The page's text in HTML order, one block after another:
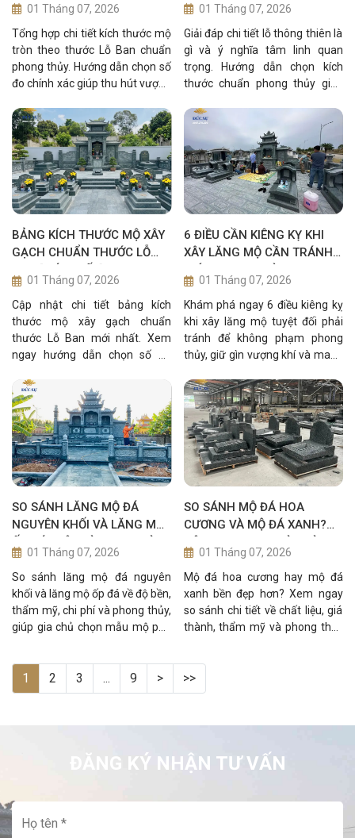
01 Tháng 07, 2026
Tổng hợp chi tiết kích thước mộ
tròn theo thước Lỗ Ban chuẩn
phong thủy. Hướng dẫn chọn số
đo chính xác giúp thu hút vượng
01 Tháng 07, 2026
Giải đáp chi tiết lỗ thông thiên là
gì và ý nghĩa tâm linh quan
trọng. Hướng dẫn chọn kích
thước chuẩn phong thủy giúp
BẢNG KÍCH THƯỚC MỘ XÂY
GẠCH CHUẨN THƯỚC LỖ
01 Tháng 07, 2026
Cập nhật chi tiết bảng kích
thước mộ xây gạch chuẩn
thước Lỗ Ban mới nhất. Xem
ngay hướng dẫn chọn số đo
an, phát tài phát lộc
6 ĐIỀU CẦN KIÊNG KỴ KHI
XÂY LĂNG MỘ CẦN TRÁNH
01 Tháng 07, 2026
Khám phá ngay 6 điều kiêng kỵ
khi xây lăng mộ tuyệt đối phải
tránh để không phạm phong
thủy, giữ gìn vượng khí và mang
ngay!
SO SÁNH LĂNG MỘ ĐÁ
NGUYÊN KHỐI VÀ LĂNG MỘ
01 Tháng 07, 2026
So sánh lăng mộ đá nguyên
khối và lăng mộ ốp đá về độ bền,
thẩm mỹ, chi phí và phong thủy,
giúp gia chủ chọn mẫu mộ phù
SO SÁNH MỘ ĐÁ HOA
CƯƠNG VÀ MỘ ĐÁ XANH?
LĂNG MỘ ĐÁ
01 Tháng 07, 2026
Mộ đá hoa cương hay mộ đá
xanh bền đẹp hơn? Xem ngay
so sánh chi tiết về chất liệu, giá
thành, thẩm mỹ và phong thủy
1 2 3 ... 9 > >>
ĐĂNG KÝ NHẬN TƯ VẤN